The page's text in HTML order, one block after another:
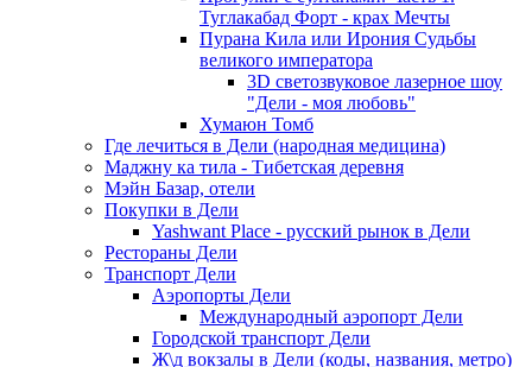
Туглакабад Форт - крах Мечты
Пурана Кила или Ирония Судьбы
великого императора
3D светозвуковое лазерное шоу
"Дели - моя любовь"
Хумаюн Томб
Где лечиться в Дели (народная медицина)
Маджну ка тила - Тибетская деревня
Мэйн Базар, отели
Покупки в Дели
Yashwant Place - русский рынок в Дели
Рестораны Дели
Транспорт Дели
Аэропорты Дели
Международный аэропорт Дели
Городской транспорт Дели
Ж\д вокзалы в Дели (коды, названия, метро)